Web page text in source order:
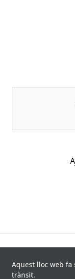
recollides de
Aquest lloc web fa
trànsit.